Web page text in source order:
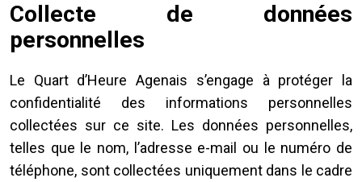
Collecte de données
personnelles
Le Quart d’Heure Agenais s’engage à protéger la
confidentialité des informations personnelles
collectées sur ce site. Les données personnelles,
telles que le nom, l’adresse e-mail ou le numéro de
téléphone, sont collectées uniquement dans le cadre